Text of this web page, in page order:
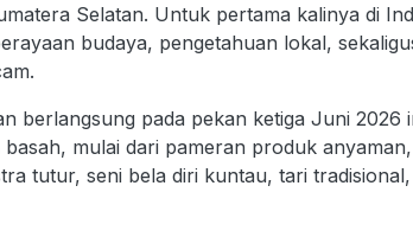
Selatan. Untuk pertama kalinya di
budaya, pengetahuan lokal,
berlangsung pada pekan ketiga Juni 2026
mulai dari pameran produk
tutur, seni bela diri kuntau, tari